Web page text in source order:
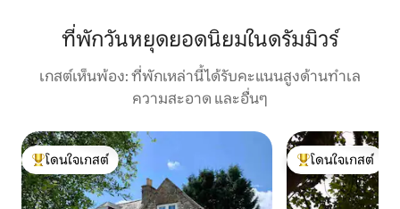
ที่พักวันหยุดยอดนิยมในดรัมมิวร์
เกสต์เห็นพ้อง: ที่พักเหล่านี้ได้รับคะแนนสูงด้านทำเล
ความสะอาด และอื่นๆ
โดนใจเกสต์ที่สุด
โดนใจเกสต์
โดนใจเกสต์ที่สุด
โดนใจเกสต์